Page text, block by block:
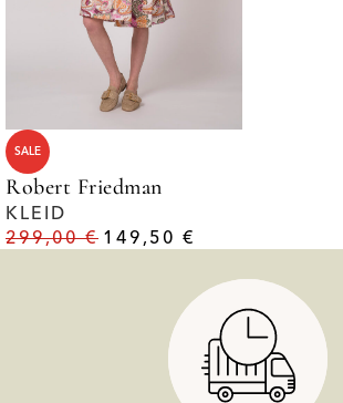
SALE
Robert Friedman
KLEID
299,00€ 149,50€